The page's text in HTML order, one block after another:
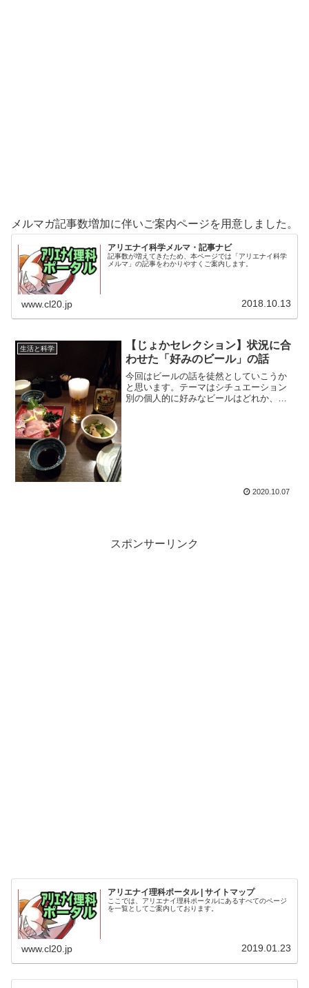
メルマガ記事数増加に伴いご案内ページを用意しました。
アリエナイ科学メルマ・記事ナビ
記事数が増えてきたため、本ページでは「アリエナイ科学
メルマ」の記事をわかりやすくご案内します。
www.cl20.jp 2018.10.13
生活と科学
【じょかセレクション】状況に合
わせた「好みのビール」の話
今回はビールの話を徒然としていこうか
と思います。テーマはシチュエーション
別の個人的に好みなビールはどれか、と
2020.10.07
スポンサーリンク
アリエナイ理科ポータル | サイトマップ
ここでは、アリエナイ理科ポータルにあるすべてのページ
を一覧としてご案内しております。
www.cl20.jp 2019.01.23